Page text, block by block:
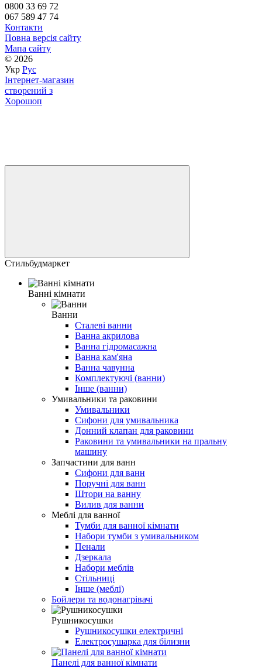
0800 33 69 72
067 589 47 74
Контакти
Повна версія сайту
Мапа сайту
© 2026
Укр Рус
Інтернет-магазин
створений з
Хорошоп
Стильбудмаркет
Ванні кімнати
Ванни
Сталеві ванни
Ванна акрилова
Ванна гідромасажна
Ванна кам'яна
Ванна чавунна
Комплектуючі (ванни)
Інше (ванни)
Умивальники та раковини
Умивальники
Сифони для умивальника
Донний клапан для раковини
Раковини та умивальники на пральну
машину
Запчастини для ванн
Сифони для ванн
Поручні для ванн
Штори на ванну
Вилив для ванни
Меблі для ванної
Тумби для ванної кімнати
Набори тумби з умивальником
Пенали
Дзеркала
Набори меблів
Стільниці
Інше (меблі)
Бойлери та водонагрівачі
Рушникосушки
Рушникосушки електричні
Електросушарка для білизни
Панелі для ванної кімнати